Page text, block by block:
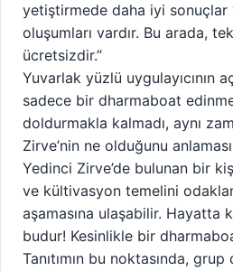
yetiştirmede daha iyi
oluşumları vardır. Bu arada,
ücretsizdir.”
Yuvarlak yüzlü uygulayıcının
sadece bir dharmaboat
doldurmakla kalmadı, aynı
Zirve’nin ne olduğunu
Yedinci Zirve’de bulunan bir
ve kültivasyon temelini
aşamasına ulaşabilir. Hayatta
budur! Kesinlikle bir
Tanıtımın bu noktasında, grup